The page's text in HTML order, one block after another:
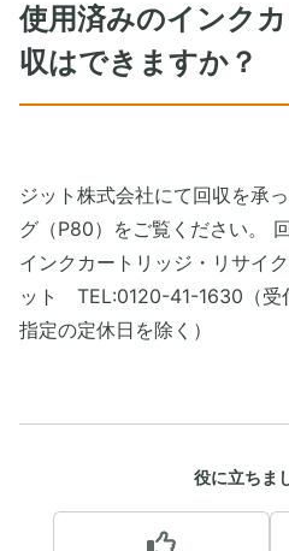
使用済みのインク
収はできますか？
ジット株式会社にて回収を承
グ（P80）をご覧ください。
インクカートリッジ・リサイ
ット TEL:0120-41-1630（受
指定の定休日を除く）
役に立ちま